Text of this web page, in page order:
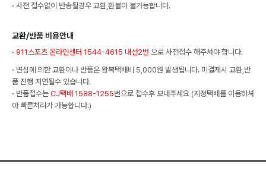
· 사전 접수없이 반송될경우 교환,환불이 불가능합니다.
교환/반품 비용안내
· 911스포츠 온라인센터 1544-4615 내선2번 으로 사전접수 해주셔야 합니다.
· 변심에 의한 교환이나 반품은 왕복택배비 5,000원 발생됩니다. 미결제시 교환,반
품 진행 지연될수 있습니다.
· 반품접수는 CJ택배 1588-1255번으로 접수후 보내주세요 (지정택배를 이용하셔
야 빠른처리가 가능합니다.)